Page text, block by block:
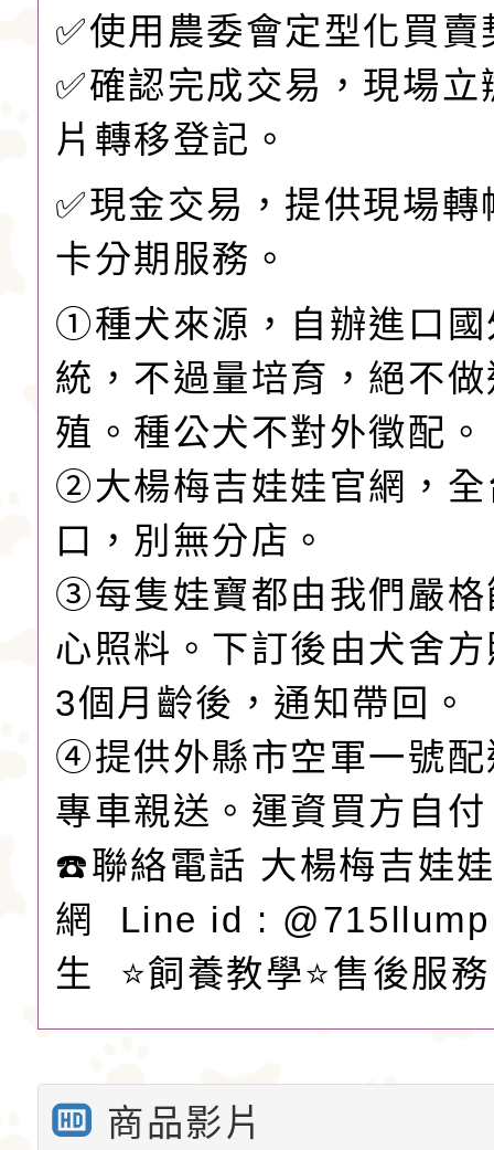
✅️使用農委會定型化買賣
✅️確認完成交易，現場立
片轉移登記。
✅現金交易，提供現場轉
卡分期服務。
①種犬來源，自辦進口國
統，不過量培育，絕不
殖。種公犬不對外徵配。
②大楊梅吉娃娃官網，全
口，別無分店。
③每隻娃寶都由我們嚴格
心照料。下訂後由犬舍
3個月齡後，通知帶回。
④提供外縣市空軍一號配
專車親送。運資買方自
☎️聯絡電話 大楊梅吉娃
網 Line id :
生 ⭐️飼養教學⭐️售後服務
商品影片